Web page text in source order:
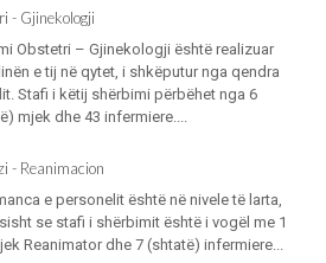
- Gjinekologji
Obstetri – Gjinekologji është realizuar
e tij në qytet, i shkëputur nga qendra
Stafi i këtij shërbimi përbëhet nga 6
mjek dhe 43 infermiere....
- Reanimacion
e personelit është në nivele të larta,
se stafi i shërbimit është i vogël me 1
Reanimator dhe 7 (shtatë) infermiere...